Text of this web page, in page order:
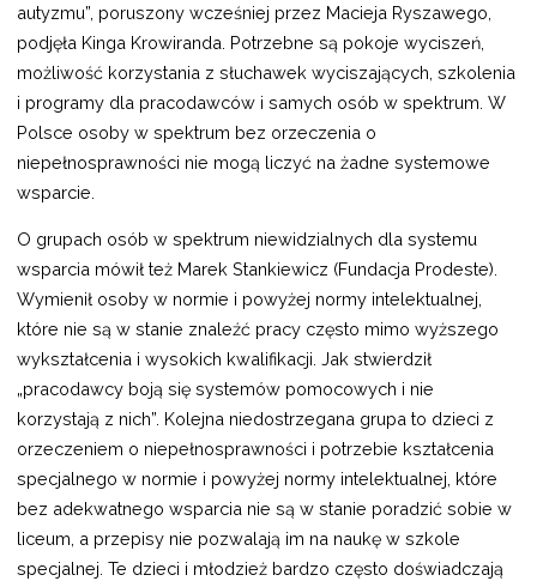
autyzmu”, poruszony wcześniej przez Macieja Ryszawego,
podjęła Kinga Krowiranda. Potrzebne są pokoje wyciszeń,
możliwość korzystania z słuchawek wyciszających, szkolenia
i programy dla pracodawców i samych osób w spektrum. W
Polsce osoby w spektrum bez orzeczenia o
niepełnosprawności nie mogą liczyć na żadne systemowe
wsparcie.
O grupach osób w spektrum niewidzialnych dla systemu
wsparcia mówił też Marek Stankiewicz (Fundacja Prodeste).
Wymienił osoby w normie i powyżej normy intelektualnej,
które nie są w stanie znaleźć pracy często mimo wyższego
wykształcenia i wysokich kwalifikacji. Jak stwierdził
„pracodawcy boją się systemów pomocowych i nie
korzystają z nich”. Kolejna niedostrzegana grupa to dzieci z
orzeczeniem o niepełnosprawności i potrzebie kształcenia
specjalnego w normie i powyżej normy intelektualnej, które
bez adekwatnego wsparcia nie są w stanie poradzić sobie w
liceum, a przepisy nie pozwalają im na naukę w szkole
specjalnej. Te dzieci i młodzież bardzo często doświadczają